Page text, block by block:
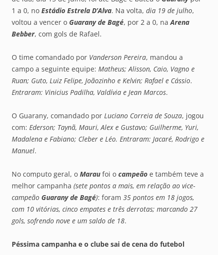
1 a 0, no Estádio Estrela D’Alva. Na volta, dia 19 de julho,
voltou a vencer o Guarany de Bagé, por 2 a 0, naArena
Bebber, com gols de Rafael.
O time comandado por Vanderson Pereira, mandou a
campo a seguinte equipe: Matheus; Alisson, Caio, Vagno e
Ruan; Guto, Luiz Felipe, Joãozinho e Kelvin; Rafael e Cássio.
Entraram: Vinicius Padilha, Valdívia e Jean Marcos.
O Guarany, comandado por Luciano Correia de Souza, jogou
com: Ederson; Taynã, Mauri, Alex e Gustavo; Guilherme, Yuri,
Madalena e Fabiano; Cleber e Léo. Entraram: Jacaré, Rodrigo e
Manuel.
No computo geral, o Marau foi o campeão e também teve a
melhor campanha (sete pontos a mais, em relação ao vice-
campeão Guarany de Bagé): foram 35 pontos em 18 jogos,
com 10 vitórias, cinco empates e três derrotas; marcando 27
gols, sofrendo nove e um saldo de 18.
Péssima campanha e o clube sai de cena do futebol